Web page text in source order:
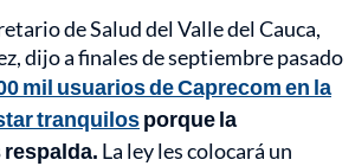
de Salud del Valle del Cauca,
dijo a finales de septiembre pasado
mil usuarios de Caprecom en la
tranquilosporque la
La ley les colocará un